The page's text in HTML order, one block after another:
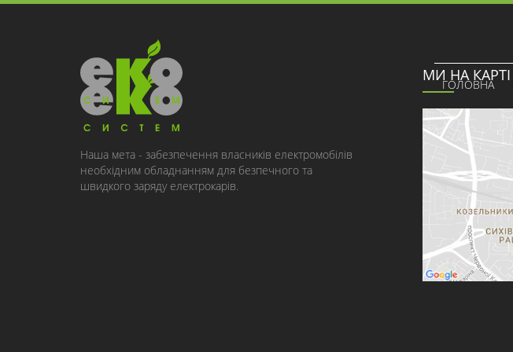
ГОЛОВНА
Наша мета - забезпечення власників електромобілів
необхідним обладнанням для безпечного та
швидкого заряду електрокарів.
МИ НА КАРТІ